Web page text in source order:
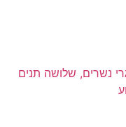
נשרים, שלושה תנים